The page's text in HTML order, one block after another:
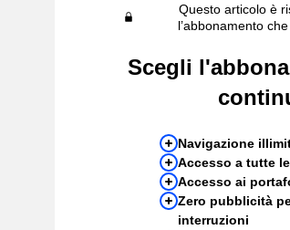
Questo articolo è
l’abbonamento
Scegli
Navigazione
Accesso a tutte
Accesso ai
Zero pubblicità
interruzioni